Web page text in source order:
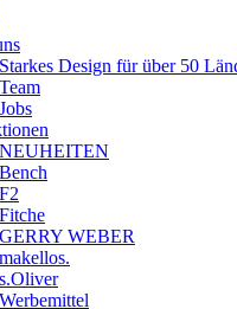
Starkes Design für über 50
Team
Jobs
NEUHEITEN
Bench
F2
Fitche
GERRY WEBER
makellos.
s.Oliver
Werbemittel